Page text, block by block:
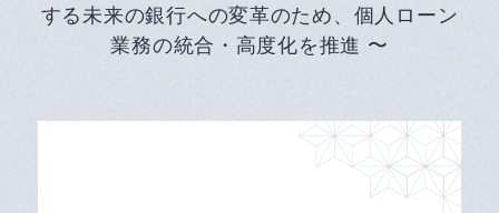
する未来の銀行への変革のため、個人ローン
業務の統合・高度化を推進 〜